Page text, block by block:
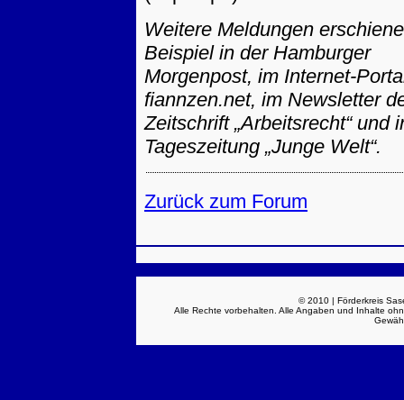
Weitere Meldungen
Beispiel in der Hamburger
Morgenpost, im Internet-
fiannzen.net, im Newsletter
Zeitschrift „Arbeitsrecht“ und
Tageszeitung „Junge Welt“.
Zurück zum Forum
© 2010 | Förderkreis
Alle Rechte vorbehalten. Alle Angaben und Inhalte